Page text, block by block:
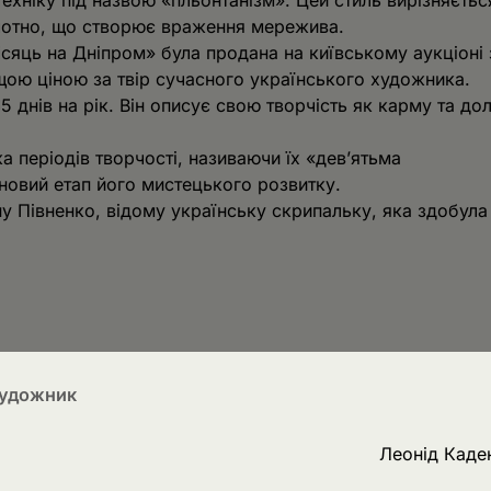
що створює враження мережива.
на Дніпром» була продана на київському аукціоні
ціною за твір сучасного українського художника.
на рік. Він описує свою творчість як карму та
творчості, називаючи їх «дев’ятьма
етап його мистецького розвитку.
відому українську скрипальку, яка здобула
Леонід